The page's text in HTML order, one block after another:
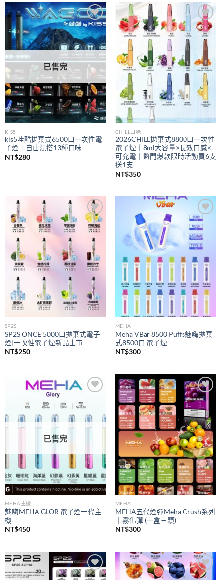
NT$300
到
NT$350
Add to
wishlist
已售完
KIS5
kis5哇酷拋棄式6500口一次性電
子煙｜自由混搭13種口味
NT$280
Add to
wishlist
CHILL口味
2026CHILL拋棄式8800口一次性
電子煙｜8ml大容量×長效口感×
可充電｜熱門爆款限時活動買6支
送1支
NT$350
Add to
wishlist
SP2S
SP2S ONCE 5000口拋棄式電子
煙|一次性電子煙新品上市
NT$250
Add to
wishlist
MEHA
Meha VBar 8500 Puffs魅嗨拋棄
式8500口 電子煙
NT$300
wishlist
已售完
MEHA主機
魅嗨MEHA GLOR 電子煙一代主
機
NT$450
Add to
wishlist
MEHA
MEHA五代煙彈Meha Crush系列
｜霧化彈 (一盒三顆)
NT$300
Add to
Add to